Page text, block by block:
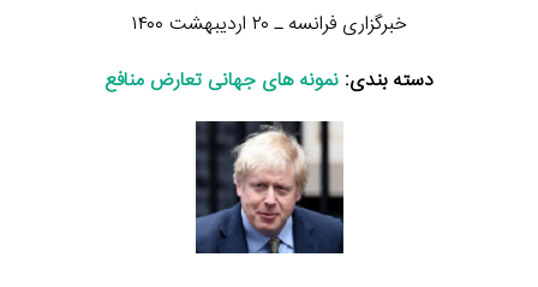
خبرگزاری فرانسه ـ ۲۰ اردیبهشت ۱۴۰۰
دسته بندی: نمونه های جهانی تعارض منافع